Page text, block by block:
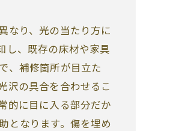
なり、光の当たり方に
し、既存の床材や家具
、補修箇所が目立た
沢の具合を合わせるこ
的に目に入る部分だか
となります。傷を埋め